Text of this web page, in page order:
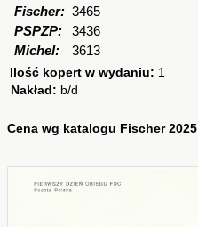
Fischer: 3465
PSPZP:
3436
Michel:
3613
Ilość kopert w wydaniu: 1
Nakład: b/d
Cena wg katalogu Fischer 2025